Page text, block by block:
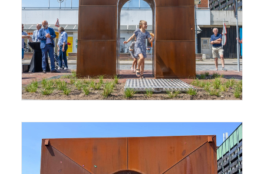
fotografie Buro JP